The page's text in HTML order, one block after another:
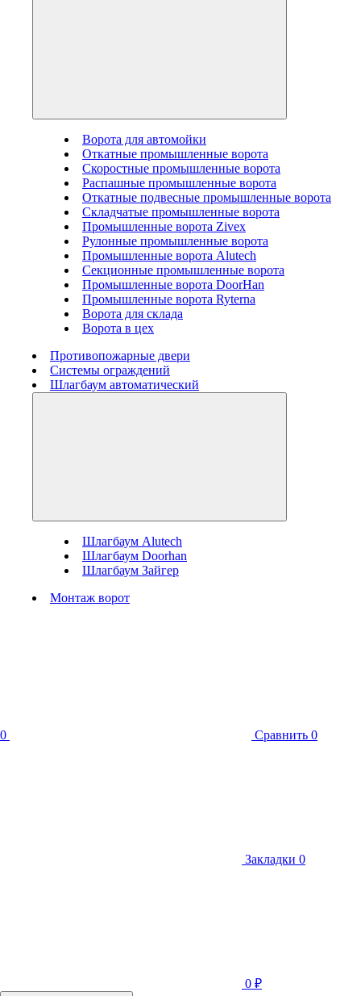
Ворота для автомойки
Откатные промышленные ворота
Скоростные промышленные ворота
Распашные промышленные ворота
Откатные подвесные промышленные ворота
Складчатые промышленные ворота
Промышленные ворота Zivex
Рулонные промышленные ворота
Промышленные ворота Alutech
Секционные промышленные ворота
Промышленные ворота DoorHan
Промышленные ворота Ryterna
Ворота для склада
Ворота в цех
Противопожарные двери
Системы ограждений
Шлагбаум автоматический
Шлагбаум Alutech
Шлагбаум Doorhan
Шлагбаум Зайгер
Монтаж ворот
0 Сравнить 0
Закладки 0
0 ₽